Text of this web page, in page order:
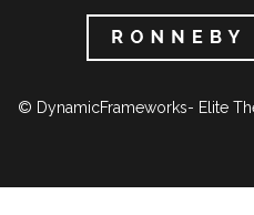
© DynamicFrameworks- Elite